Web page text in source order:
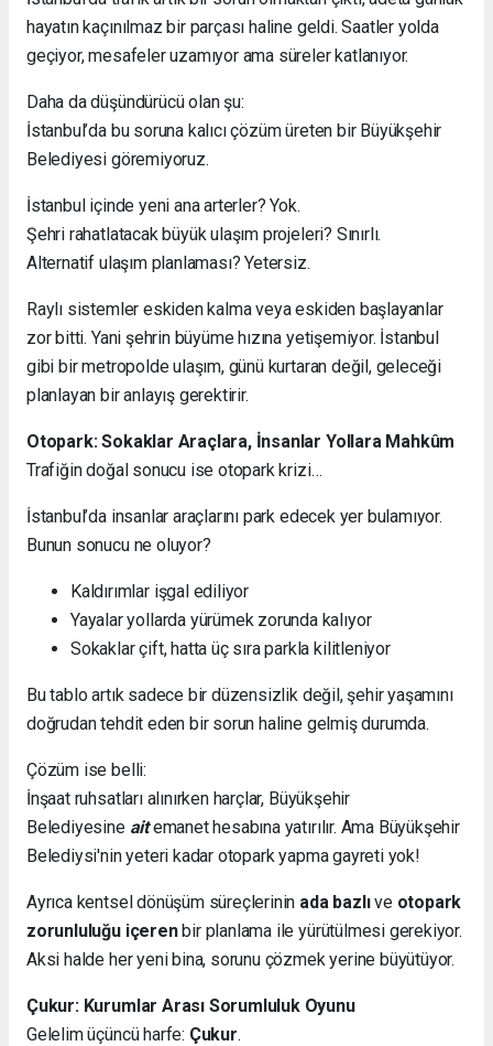
hayatın kaçınılmaz bir parçası haline geldi. Saatler yolda
geçiyor, mesafeler uzamıyor ama süreler katlanıyor.
Daha da düşündürücü olan şu:
İstanbul’da bu soruna kalıcı çözüm üreten bir Büyükşehir
Belediyesi göremiyoruz.
İstanbul içinde yeni ana arterler? Yok.
Şehri rahatlatacak büyük ulaşım projeleri? Sınırlı.
Alternatif ulaşım planlaması? Yetersiz.
Raylı sistemler eskiden kalma veya eskiden başlayanlar
zor bitti. Yani şehrin büyüme hızına yetişemiyor. İstanbul
gibi bir metropolde ulaşım, günü kurtaran değil, geleceği
planlayan bir anlayış gerektirir.
Otopark: Sokaklar Araçlara, İnsanlar Yollara Mahkûm
Trafiğin doğal sonucu ise otopark krizi…
İstanbul’da insanlar araçlarını park edecek yer bulamıyor.
Bunun sonucu ne oluyor?
Kaldırımlar işgal ediliyor
Yayalar yollarda yürümek zorunda kalıyor
Sokaklar çift, hatta üç sıra parkla kilitleniyor
Bu tablo artık sadece bir düzensizlik değil, şehir yaşamını
doğrudan tehdit eden bir sorun haline gelmiş durumda.
Çözüm ise belli:
İnşaat ruhsatları alınırken harçlar, Büyükşehir
Belediyesine aitemanet hesabına yatırılır. Ama Büyükşehir
Belediysi'nin yeteri kadar otopark yapma gayreti yok!
Ayrıca kentsel dönüşüm süreçlerinin ada bazlıve otopark
zorunluluğu içerenbir planlama ile yürütülmesi gerekiyor.
Aksi halde her yeni bina, sorunu çözmek yerine büyütüyor.
Çukur: Kurumlar Arası Sorumluluk Oyunu
Gelelim üçüncü harfe: Çukur.